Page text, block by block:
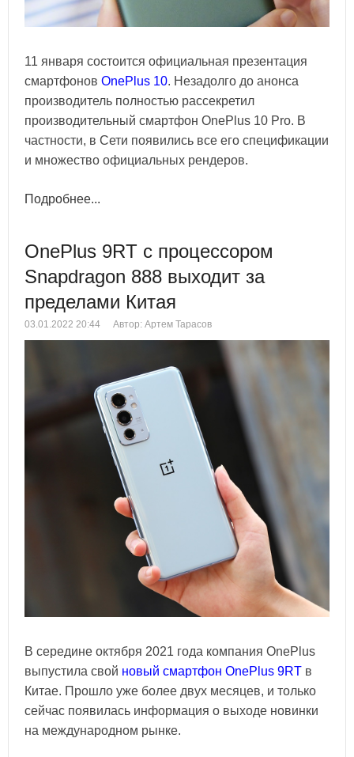
11 января состоится официальная презентация
смартфонов OnePlus 10. Незадолго до анонса
производитель полностью рассекретил
производительный смартфон OnePlus 10 Pro. В
частности, в Сети появились все его спецификации
и множество официальных рендеров.
Подробнее...
OnePlus 9RT с процессором
Snapdragon 888 выходит за
пределами Китая
03.01.2022 20:44 Автор: Артем Тарасов
В середине октября 2021 года компания OnePlus
выпустила свой новый смартфон OnePlus 9RT в
Китае. Прошло уже более двух месяцев, и только
сейчас появилась информация о выходе новинки
на международном рынке.